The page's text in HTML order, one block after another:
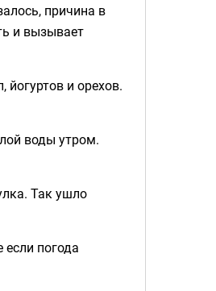
причина в
и вызывает
и орехов.
воды утром.
Так ушло
погода